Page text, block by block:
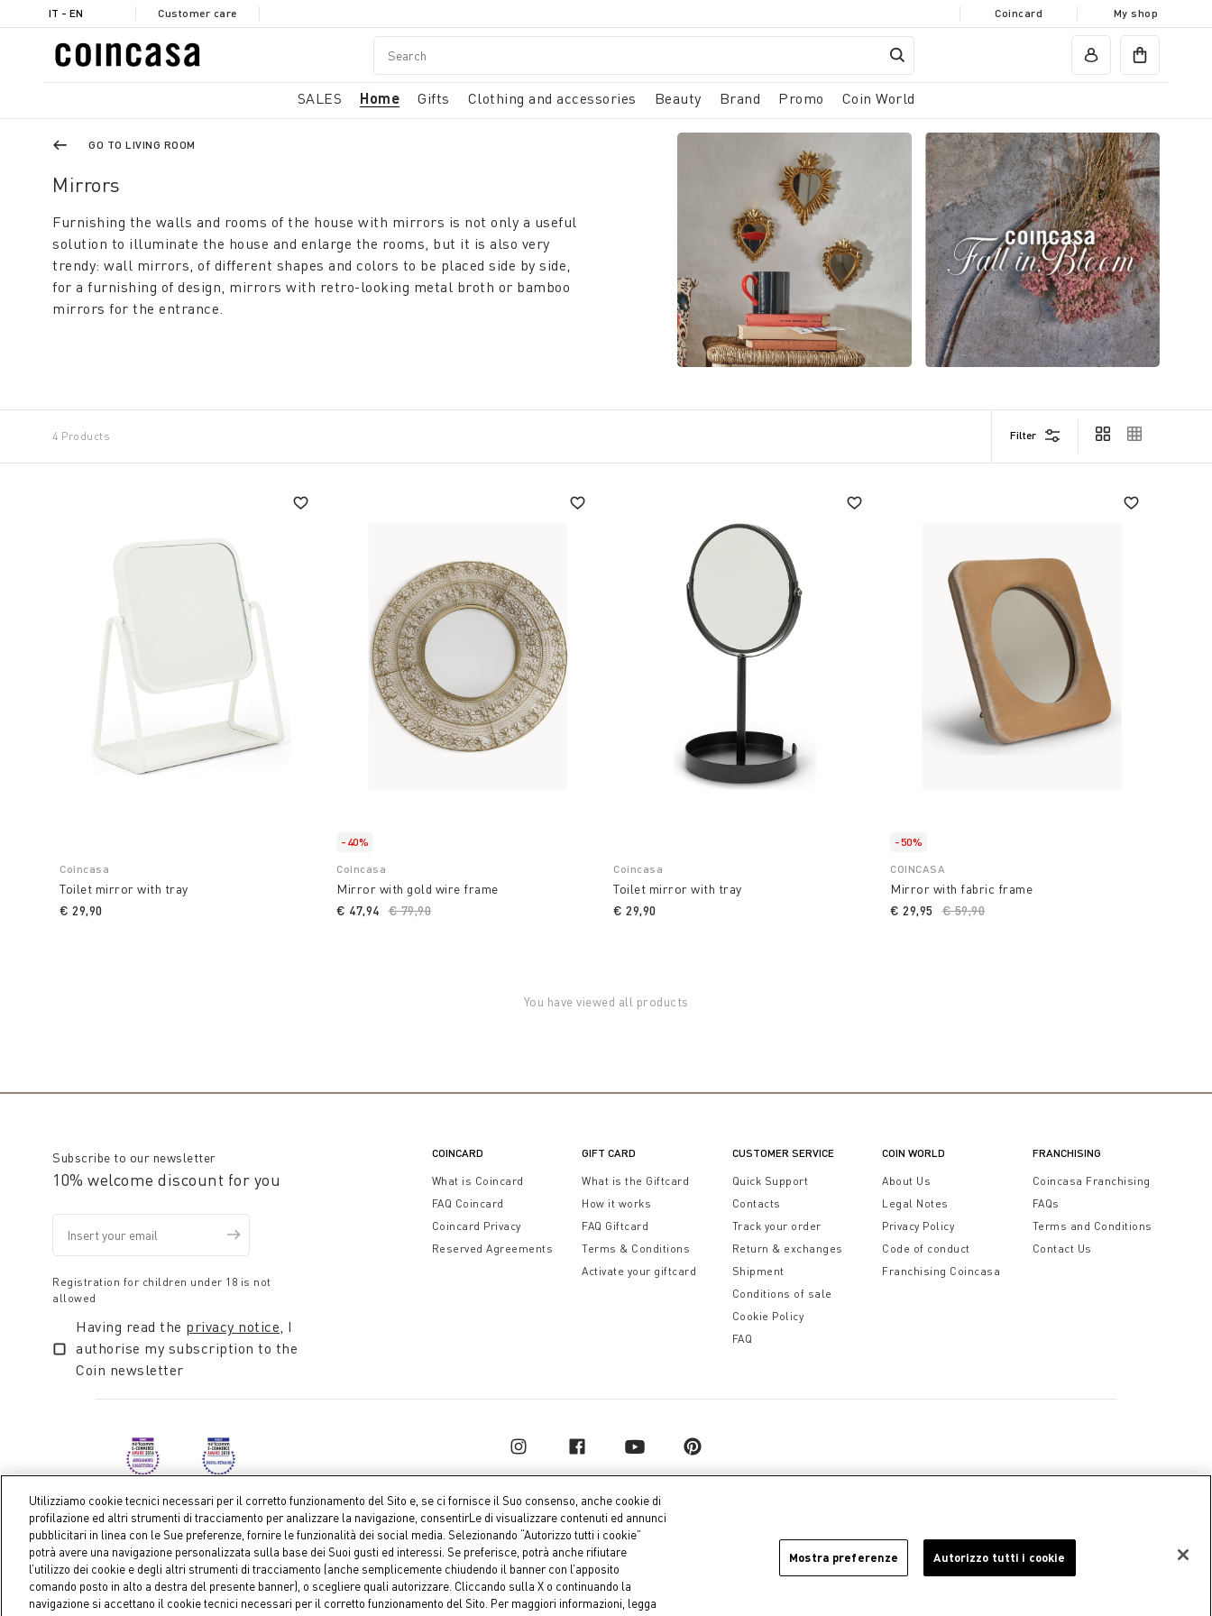
IT - EN Customer care Coincard My shop
SALES Home Gifts Clothing and accessories Beauty Brand Promo Coin World
GO TO LIVING ROOM
Mirrors
Furnishing the walls and rooms of the house with mirrors is not only a useful
solution to illuminate the house and enlarge the rooms, but it is also very
trendy: wall mirrors, of different shapes and colors to be placed side by side,
for a furnishing of design, mirrors with retro-looking metal broth or bamboo
mirrors for the entrance.
4 Products Filter
Coincasa
Toilet mirror with tray
€ 29,90
-40%
Coincasa
Mirror with gold wire frame
Price reduced from
€ 79,90
€ 47,94
Coincasa
Toilet mirror with tray
€ 29,90
-50%
COINCASA
Mirror with fabric frame
Price reduced from
€ 59,90
€ 29,95
You have viewed all products
Subscribe to our newsletter
10% welcome discount for you
Registration for children under 18 is not
allowed
Having read the privacy notice , I
authorise my subscription to the
Coin newsletter
COINCARD
What is Coincard
FAQ Coincard
Coincard Privacy
Reserved Agreements
GIFT CARD
What is the Giftcard
How it works
FAQ Giftcard
Terms & Conditions
Activate your giftcard
CUSTOMER SERVICE
Quick Support
Contacts
Track your order
Return & exchanges
Shipment
Conditions of sale
Cookie Policy
FAQ
COIN WORLD
About Us
Legal Notes
Privacy Policy
Code of conduct
Franchising Coincasa
FRANCHISING
Coincasa Franchising
FAQs
Terms and Conditions
Contact Us
Coin S.p.A. Tax code / VAT number 04391480276, share capital € 10.000.000,00 fully paid up
Utilizziamo cookie tecnici necessari per il corretto funzionamento del Sito e, se ci fornisce il Suo consenso, anche cookie di
profilazione ed altri strumenti di tracciamento per analizzare la navigazione, consentirLe di visualizzare contenuti ed annunci
pubblicitari in linea con le Sue preferenze, fornire le funzionalità dei social media. Selezionando “Autorizzo tutti i cookie”
potrà avere una navigazione personalizzata sulla base dei Suoi gusti ed interessi. Se preferisce, potrà anche rifiutare
l’utilizzo dei cookie e degli altri strumenti di tracciamento (anche semplicemente chiudendo il banner con l’apposito
comando posto in alto a destra del presente banner), o scegliere quali autorizzare. Cliccando sulla X o continuando la
navigazione si accettano il cookie tecnici necessari per il corretto funzionamento del Sito. Per maggiori informazioni, legga
Mostra preferenze Autorizzo tutti i cookie